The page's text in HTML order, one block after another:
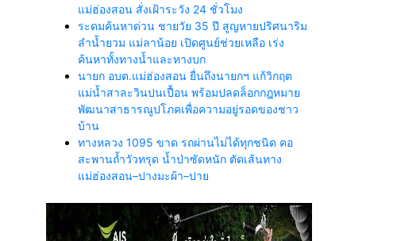
แม่ฮ่องสอน สั่งเฝ้าระวัง 24 ชั่วโมง
ระดมค้นหาด่วน ชายวัย 35 ปี สูญหายปริศนาริม
ลำน้ำยวม แม่ลาน้อย เปิดศูนย์ช่วยเหลือ เร่ง
ค้นหาทั้งทางน้ำและทางบก
นายก อบต.แม่ฮ่องสอน ยื่นถึงนายกฯ แก้วิกฤต
แม่น้ำสาละวินปนเปื้อน พร้อมปลดล็อกกฎหมาย
พัฒนาสาธารณูปโภคเพื่อความอยู่รอดของชาว
บ้าน
ทางหลวง 1095 ขาด รถผ่านไม่ได้ทุกชนิด คอ
สะพานถ้ำวัวทรุด น้ำป่าซัดหนัก ตัดเส้นทาง
แม่ฮ่องสอน–ปางมะผ้า–ปาย